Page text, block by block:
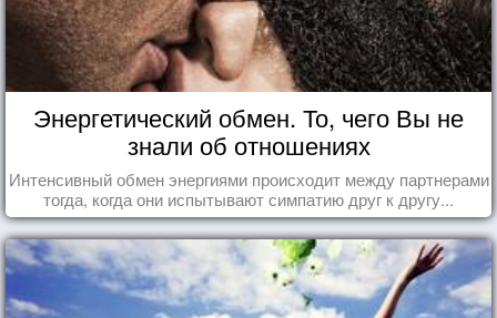
Энергетический обмен. То, чего Вы не
знали об отношениях
Интенсивный обмен энергиями происходит между партнерами
тогда, когда они испытывают симпатию друг к другу...